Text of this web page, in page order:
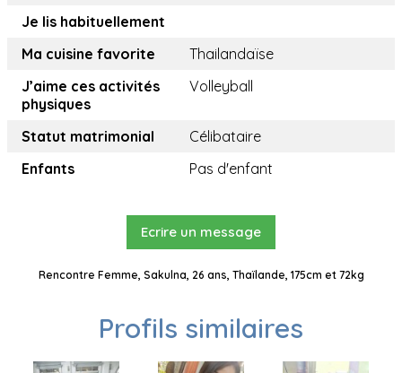
Je lis habituellement
Ma cuisine favorite
Thailandaïse
J’aime ces activités
physiques
Volleyball
Statut matrimonial
Célibataire
Enfants
Pas d'enfant
Ecrire un message
Rencontre Femme, Sakulna, 26 ans, Thaïlande, 175cm et 72kg
Profils similaires